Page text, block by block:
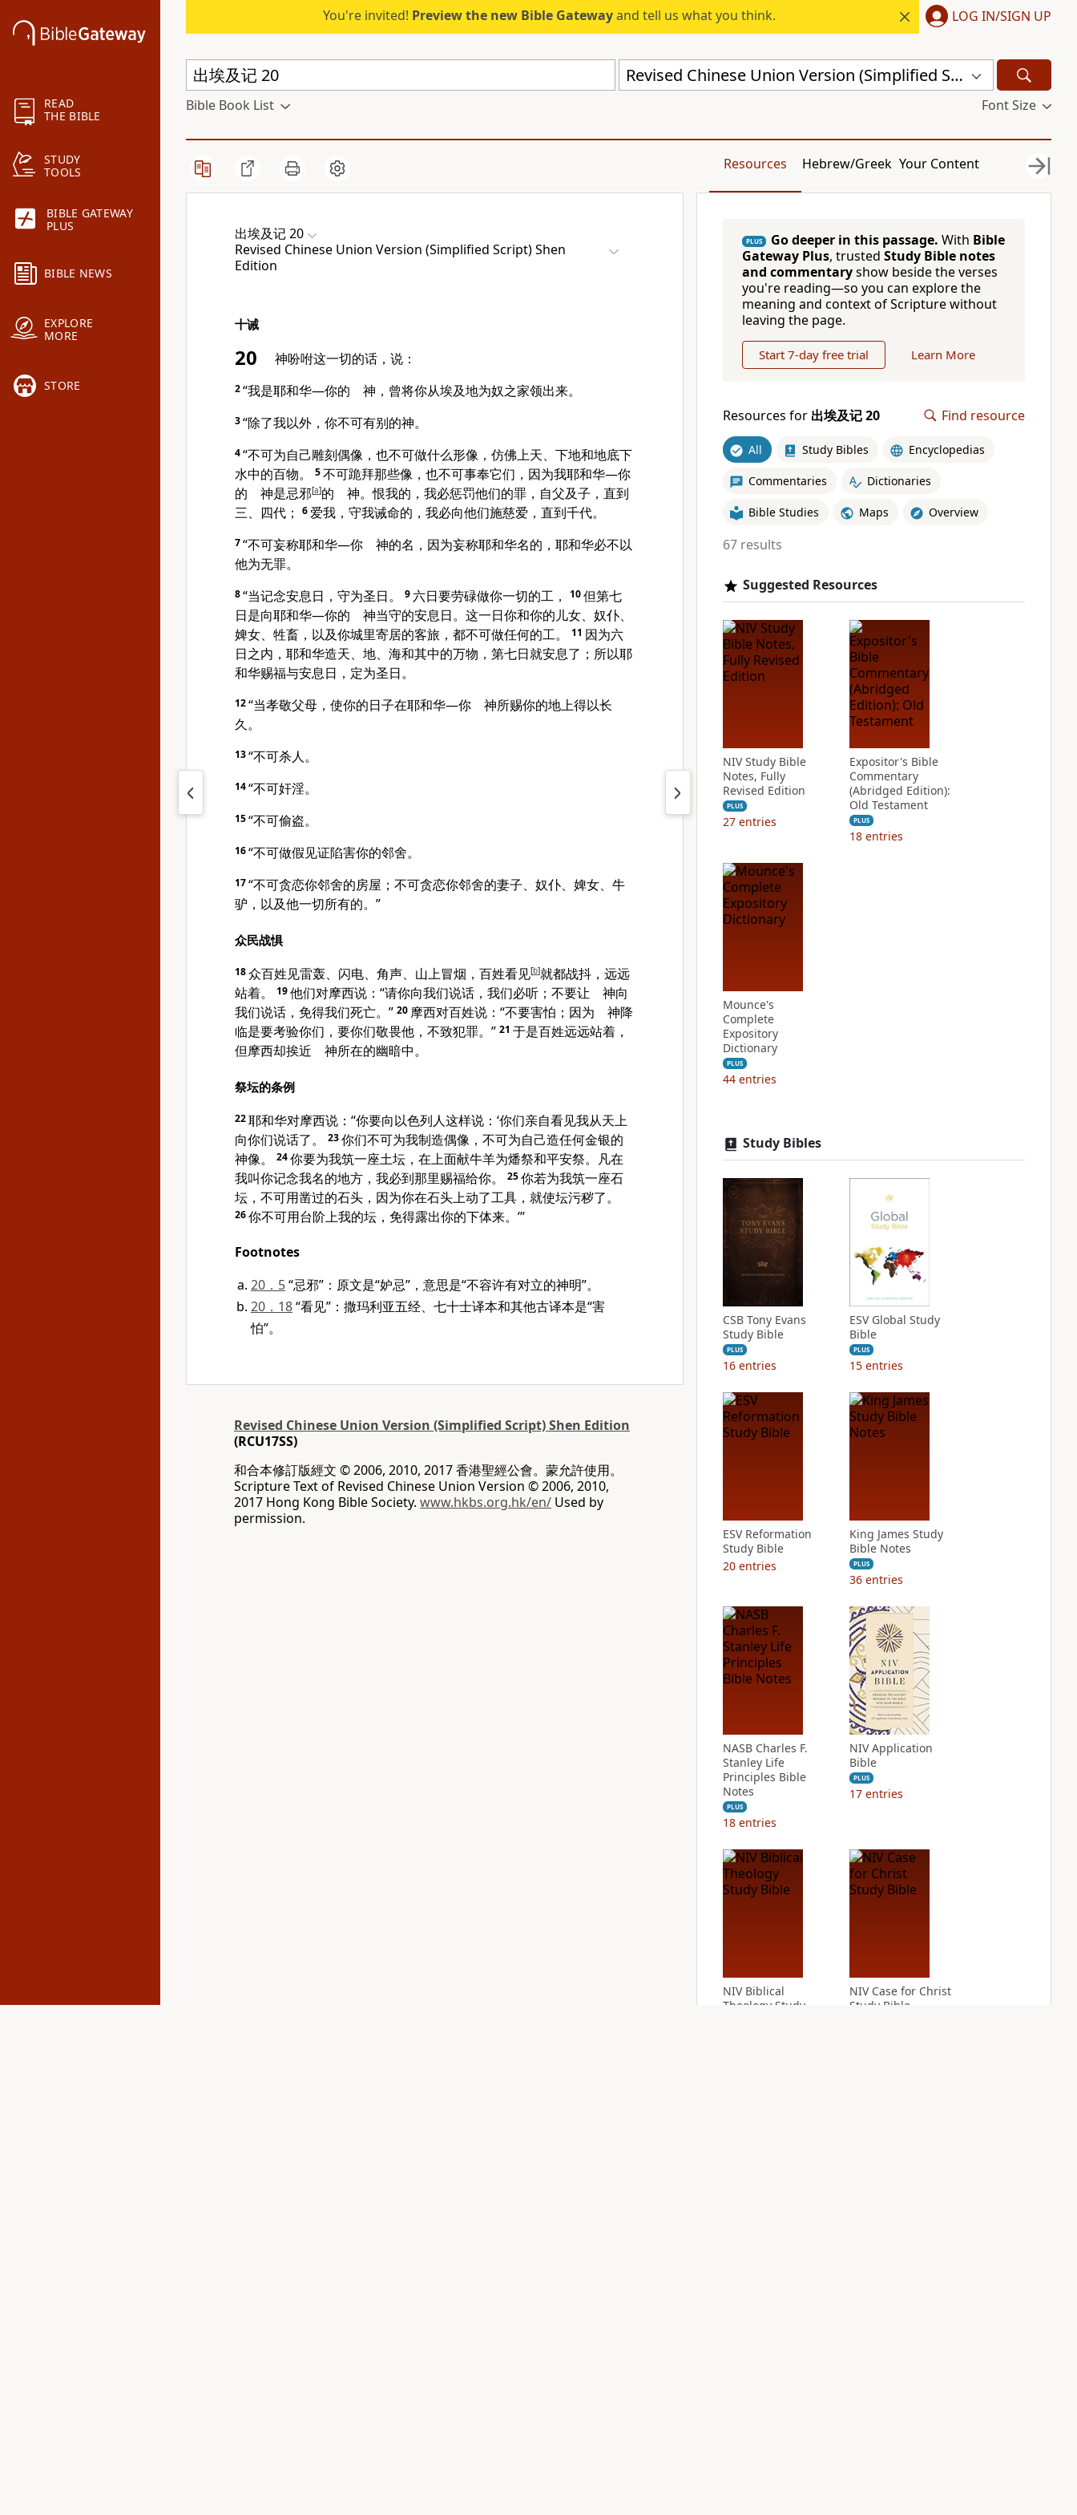
READ
THE BIBLE
STUDY
TOOLS
BIBLE GATEWAY
PLUS
BIBLE NEWS
EXPLORE
MORE
STORE
You're invited! Preview the new Bible Gatewayand tell us what you think. LOG IN/SIGN UP
Revised Chinese Union Version (Simplified Script) Shen Edition (RCU17SS)
Bible Book List Font Size
Resources Hebrew/Greek Your Content
出埃及记 20
Revised Chinese Union Version (Simplified Script) Shen
Edition
十诫
20 神吩咐这一切的话，说：
2“我是耶和华—你的 神，曾将你从埃及地为奴之家领出来。
3“除了我以外，你不可有别的神。
4“不可为自己雕刻偶像，也不可做什么形像，仿佛上天、下地和地底下
水中的百物。
5不可跪拜那些像，也不可事奉它们，因为我耶和华—你
的 神是忌邪[a]的 神。恨我的，我必惩罚他们的罪，自父及子，直到
三、四代；
6爱我，守我诫命的，我必向他们施慈爱，直到千代。
7“不可妄称耶和华—你 神的名，因为妄称耶和华名的，耶和华必不以
他为无罪。
8“当记念安息日，守为圣日。 9 六日要劳碌做你一切的工， 10但第七
日是向耶和华—你的 神当守的安息日。这一日你和你的儿女、奴仆、
婢女、牲畜，以及你城里寄居的客旅，都不可做任何的工。
11 因为六
日之内，耶和华造天、地、海和其中的万物，第七日就安息了；所以耶
和华赐福与安息日，定为圣日。
12“当孝敬父母，使你的日子在耶和华—你 神所赐你的地上得以长
久。
13“不可杀人。
14“不可奸淫。
15“不可偷盗。
16“不可做假见证陷害你的邻舍。
17“不可贪恋你邻舍的房屋；不可贪恋你邻舍的妻子、奴仆、婢女、牛
驴，以及他一切所有的。”
众民战惧
18众百姓见雷轰、闪电、角声、山上冒烟，百姓看见[b]就都战抖，远远
站着。
19他们对摩西说：“请你向我们说话，我们必听；不要让 神向
我们说话，免得我们死亡。” 20 摩西对百姓说：“不要害怕；因为 神降
临是要考验你们，要你们敬畏他，不致犯罪。” 21 于是百姓远远站着，
但摩西却挨近 神所在的幽暗中。
祭坛的条例
22耶和华对摩西说：“你要向以色列人这样说：‘你们亲自看见我从天上
向你们说话了。
23你们不可为我制造偶像，不可为自己造任何金银的
神像。
24你要为我筑一座土坛，在上面献牛羊为燔祭和平安祭。凡在
我叫你记念我名的地方，我必到那里赐福给你。
25你若为我筑一座石
坛，不可用凿过的石头，因为你在石头上动了工具，就使坛污秽了。
26你不可用台阶上我的坛，免得露出你的下体来。’”
Footnotes
20．5“忌邪”：原文是“妒忌”，意思是“不容许有对立的神明”。
20．18“看见”：撒玛利亚五经、七十士译本和其他古译本是“害
怕”。
Revised Chinese Union Version (Simplified Script) Shen Edition
(RCU17SS)
和合本修訂版經文 © 2006, 2010, 2017 香港聖經公會。蒙允許使用。
Scripture Text of Revised Chinese Union Version © 2006, 2010,
2017 Hong Kong Bible Society. www.hkbs.org.hk/en/ Used by
permission.
PLUS Go deeper in this passage. With Bible
Gateway Plus, trusted Study Bible notes
and commentaryshow beside the verses
you're reading—so you can explore the
meaning and context of Scripture without
leaving the page.
Start 7-day free trial Learn More
Resources for 出埃及记 20 Find resource
All Study Bibles Encyclopedias
Commentaries Dictionaries
Bible Studies Maps Overview
67 results
Suggested Resources
NIV Study Bible
Notes, Fully
Revised Edition
PLUS
27 entries
Expositor's Bible
Commentary
(Abridged Edition):
Old Testament
PLUS
18 entries
Mounce's
Complete
Expository
Dictionary
PLUS
44 entries
Study Bibles
CSB Tony Evans
Study Bible
PLUS
16 entries
ESV Global Study
Bible
PLUS
15 entries
ESV Reformation
Study Bible
20 entries
King James Study
Bible Notes
PLUS
36 entries
NASB Charles F.
Stanley Life
Principles Bible
Notes
PLUS
18 entries
NIV Application
Bible
PLUS
17 entries
NIV Biblical
Theology Study
NIV Case for Christ
Study Bible